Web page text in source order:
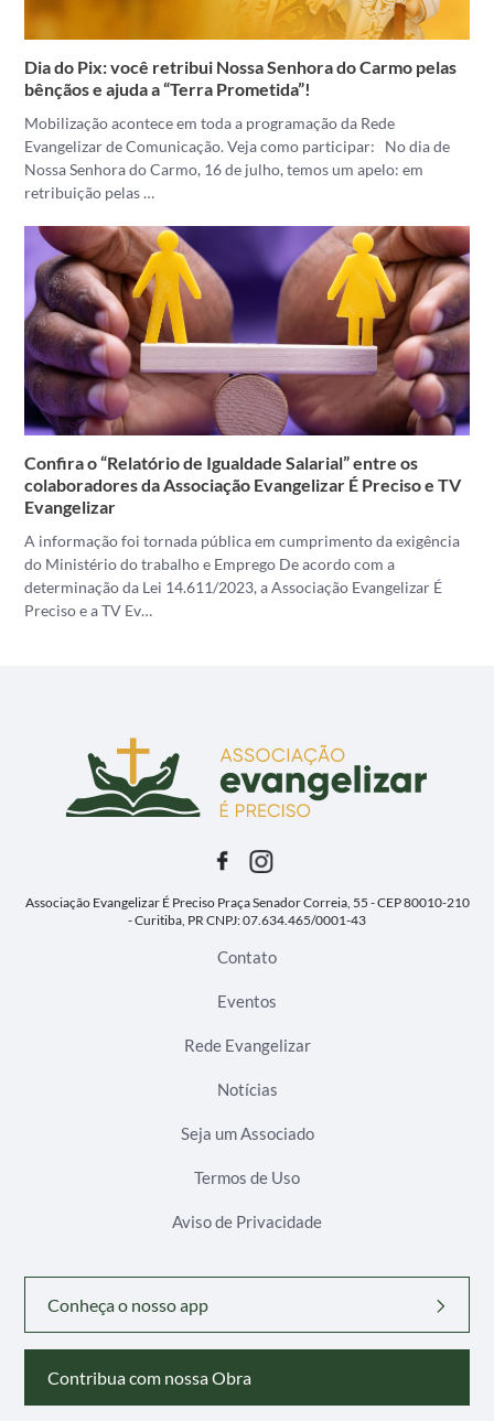
Dia do Pix: você retribui Nossa Senhora do Carmo pelas
bênçãos e ajuda a “Terra Prometida”!
Mobilização acontece em toda a programação da Rede
Evangelizar de Comunicação. Veja como participar: No dia de
Nossa Senhora do Carmo, 16 de julho, temos um apelo: em
retribuição pelas …
Confira o “Relatório de Igualdade Salarial” entre os
colaboradores da Associação Evangelizar É Preciso e TV
Evangelizar
A informação foi tornada pública em cumprimento da exigência
do Ministério do trabalho e Emprego De acordo com a
determinação da Lei 14.611/2023, a Associação Evangelizar É
Preciso e a TV Ev…
Associação Evangelizar É PrecisoPraça Senador Correia, 55 - CEP 80010-210
- Curitiba, PRCNPJ: 07.634.465/0001-43
Contato
Eventos
Rede Evangelizar
Notícias
Seja um Associado
Termos de Uso
Aviso de Privacidade
Conheça o nosso app
Contribua com nossa Obra